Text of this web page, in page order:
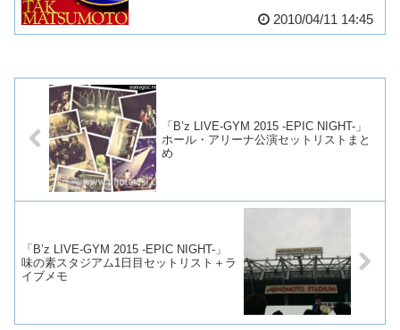
2010/04/11 14:45
「B’z LIVE-GYM 2015 -EPIC NIGHT-」
ホール・アリーナ公演セットリストまと
め
「B’z LIVE-GYM 2015 -EPIC NIGHT-」
味の素スタジアム1日目セットリスト＋ラ
イブメモ